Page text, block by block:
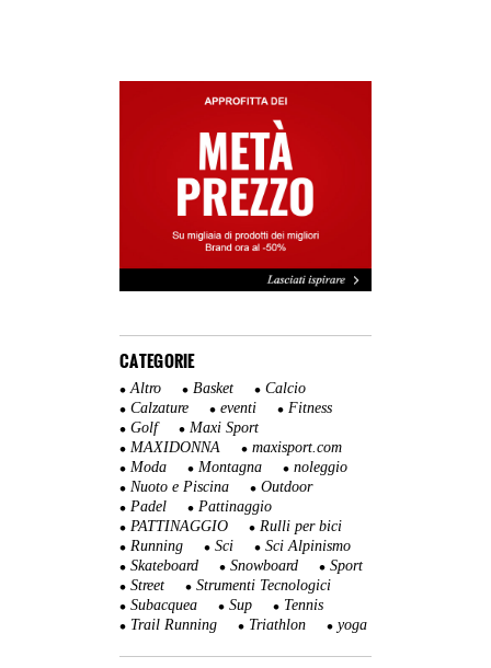
CATEGORIE
Altro Basket
Calcio
Calzature
eventi
Fitness
Golf
Maxi Sport
MAXIDONNA
maxisport.com
Moda
Montagna
noleggio
Nuoto e Piscina
Outdoor
Padel
Pattinaggio
PATTINAGGIO
Rulli per bici
Running
Sci
Sci Alpinismo
Skateboard
Snowboard
Sport
Street
Strumenti Tecnologici
Subacquea
Sup
Tennis
Trail Running
Triathlon yoga